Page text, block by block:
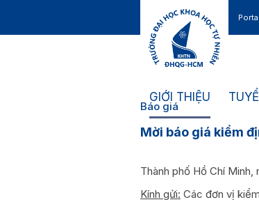
GIỚI THIỆU
Báo giá
Mời báo giá kiểm
Thành phố Hồ Chí Minh,
Kính gửi: Các đơn vị